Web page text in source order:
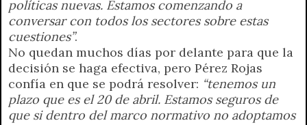
políticas nuevas. Estamos comenzando a
conversar con todos los sectores sobre estas
cuestiones”.
No quedan muchos días por delante para que la
decisión se haga efectiva, pero Pérez Rojas
confía en que se podrá resolver: “tenemos un
plazo que es el 20 de abril. Estamos seguros de
que si dentro del marco normativo no adoptamos